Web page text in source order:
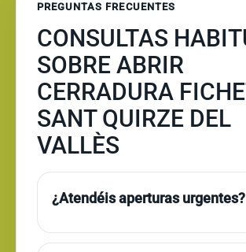
PREGUNTAS FRECUENTES
CONSULTAS
SOBRE ABRIR
CERRADURA
SANT QUIRZE DEL
VALLÈS
¿Atendéis aperturas urgentes?